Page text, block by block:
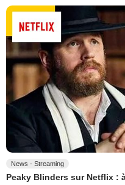
News - Streaming
Peaky Blinders sur Netflix :